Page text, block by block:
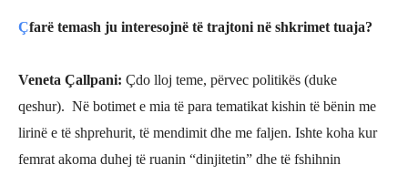
Çfarë temash ju interesojnë të trajtoni në shkrimet tuaja?
Veneta Çallpani: Çdo lloj teme, përvec politikës (duke
qeshur). Në botimet e mia të para tematikat kishin të bënin me
lirinë e të shprehurit, të mendimit dhe me faljen. Ishte koha kur
femrat akoma duhej të ruanin “dinjitetin” dhe të fshihnin